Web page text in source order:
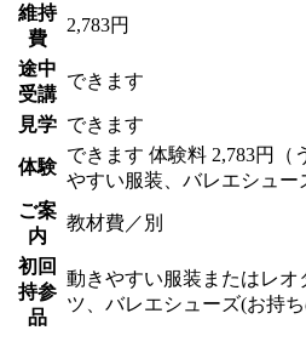
維持
費
2,783円
途中
受講
できます
見学 できます
体験
できます 体験料 2,783円（
やすい服装、バレエシュ
ご案
内
教材費／別
初回
持参
品
動きやすい服装またはレオ
ツ、バレエシューズ(お持